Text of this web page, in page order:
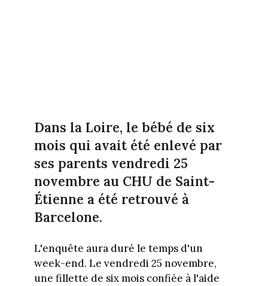
Dans la Loire, le bébé de six
mois qui avait été enlevé par
ses parents vendredi 25
novembre au CHU de Saint-
Étienne a été retrouvé à
Barcelone.
L'enquête aura duré le temps d'un
week-end. Le vendredi 25 novembre,
une fillette de six mois confiée à l'aide